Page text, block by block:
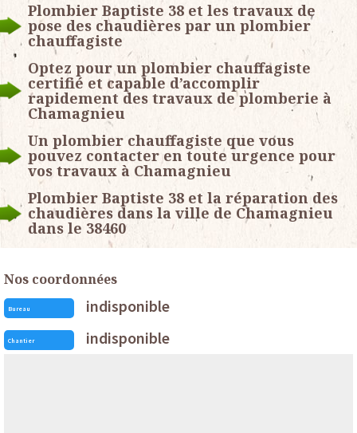
Plombier Baptiste 38 et les travaux de
pose des chaudières par un plombier
chauffagiste
Optez pour un plombier chauffagiste
certifié et capable d’accomplir
rapidement des travaux de plomberie à
Chamagnieu
Un plombier chauffagiste que vous
pouvez contacter en toute urgence pour
vos travaux à Chamagnieu
Plombier Baptiste 38 et la réparation des
chaudières dans la ville de Chamagnieu
dans le 38460
Nos coordonnées
Bureau indisponible
Chantier indisponible